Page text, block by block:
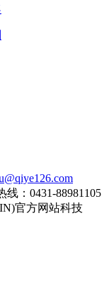
线：0431-88981105
官方网站科技